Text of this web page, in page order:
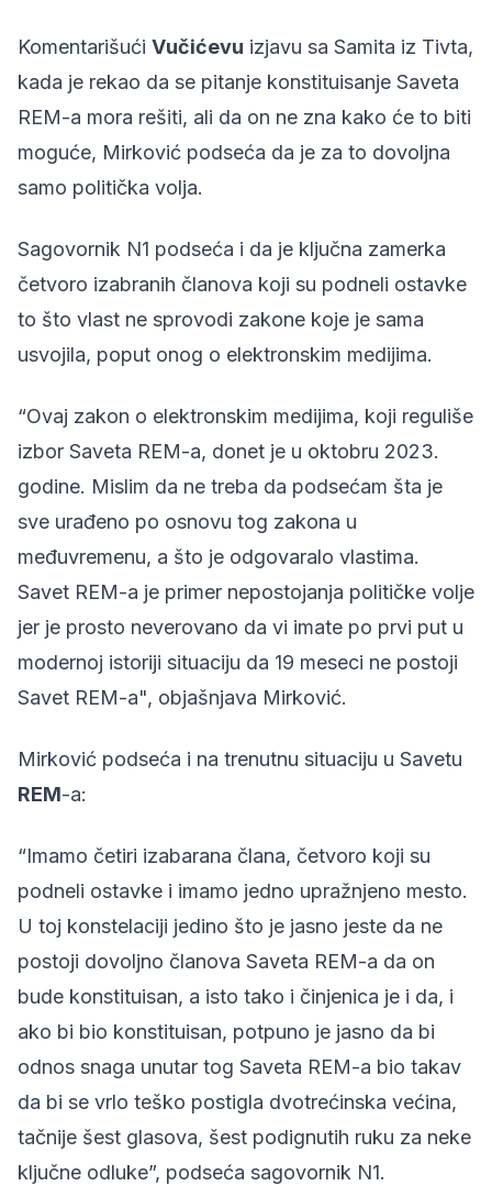
Komentarišući Vučićevu izjavu sa Samita iz Tivta,
kada je rekao da se pitanje konstituisanje Saveta
REM-a mora rešiti, ali da on ne zna kako će to biti
moguće, Mirković podseća da je za to dovoljna
samo politička volja.
Sagovornik N1 podseća i da je ključna zamerka
četvoro izabranih članova koji su podneli ostavke
to što vlast ne sprovodi zakone koje je sama
usvojila, poput onog o elektronskim medijima.
“Ovaj zakon o elektronskim medijima, koji reguliše
izbor Saveta REM-a, donet je u oktobru 2023.
godine. Mislim da ne treba da podsećam šta je
sve urađeno po osnovu tog zakona u
međuvremenu, a što je odgovaralo vlastima.
Savet REM-a je primer nepostojanja političke volje
jer je prosto neverovano da vi imate po prvi put u
modernoj istoriji situaciju da 19 meseci ne postoji
Savet REM-a", objašnjava Mirković.
Mirković podseća i na trenutnu situaciju u Savetu
REM-a:
“Imamo četiri izabarana člana, četvoro koji su
podneli ostavke i imamo jedno upražnjeno mesto.
U toj konstelaciji jedino što je jasno jeste da ne
postoji dovoljno članova Saveta REM-a da on
bude konstituisan, a isto tako i činjenica je i da, i
ako bi bio konstituisan, potpuno je jasno da bi
odnos snaga unutar tog Saveta REM-a bio takav
da bi se vrlo teško postigla dvotrećinska većina,
tačnije šest glasova, šest podignutih ruku za neke
ključne odluke”, podseća sagovornik N1.